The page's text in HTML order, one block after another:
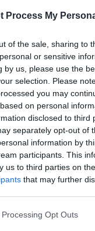
Process My
of the sale, sharing to
or sensitive
by us, please use the
selection. Please
you may
on personal
disclosed to third
separately opt-out of
information by
participants. This
us to third parties on the
that may further
website/app uses one
Opt Outs
τις
του δεν είναι
Ιτούδη
οποιαδήποτε